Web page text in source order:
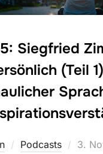
Siegfried
(Teil
Podcasts
3.